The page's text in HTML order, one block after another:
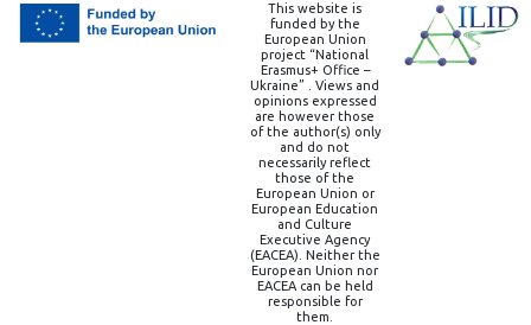
This website is
funded by the
European Union
project “National
Erasmus+ Office –
Ukraine” . Views and
opinions expressed
are however those
of the author(s) only
and do not
necessarily reflect
those of the
European Union or
European Education
and Culture
Executive Agency
(EACEA). Neither the
European Union nor
EACEA can be held
responsible for
them.